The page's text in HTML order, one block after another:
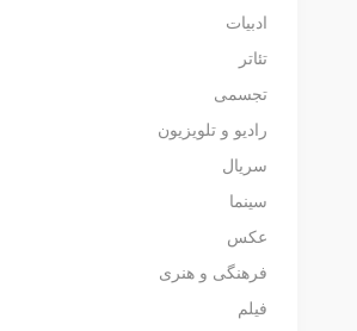
ادبیات
تئاتر
تجسمی
رادیو و تلویزیون
سریال
سینما
عکس
فرهنگی و هنری
فیلم